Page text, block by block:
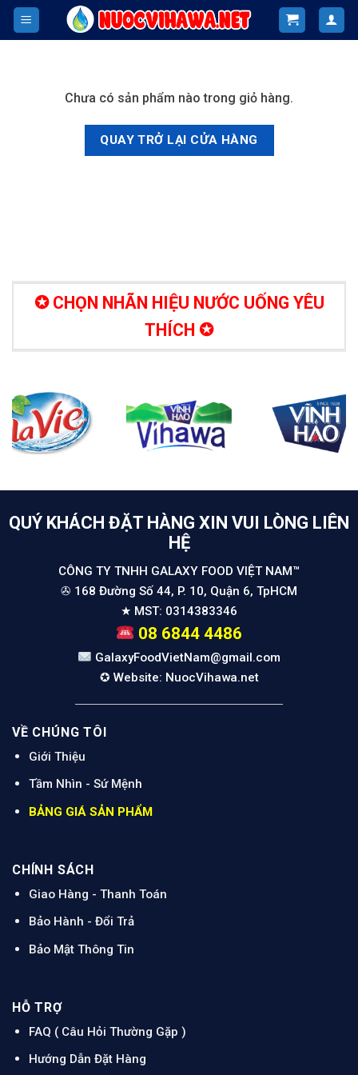
Skip
Chưa có sản phẩm nào trong giỏ hàng.
QUAY TRỞ LẠI CỬA HÀNG
✪ CHỌN NHÃN HIỆU NƯỚC UỐNG YÊU
THÍCH ✪
QUÝ KHÁCH ĐẶT HÀNG XIN VUI LÒNG LIÊN
HỆ
CÔNG TY TNHH GALAXY FOOD VIỆT NAM™
✇ 168 Đường Số 44, P. 10, Quận 6, TpHCM
★ MST: 0314383346
08 6844 4486
GalaxyFoodVietNam@gmail.com
✪ Website: NuocVihawa.net
VỀ CHÚNG TÔI
Giới Thiệu
Tầm Nhìn - Sứ Mệnh
BẢNG GIÁ SẢN PHẨM
CHÍNH SÁCH
Giao Hàng - Thanh Toán
Bảo Hành - Đổi Trả
Bảo Mật Thông Tin
HỖ TRỢ
FAQ ( Câu Hỏi Thường Gặp )
Hướng Dẫn Đặt Hàng